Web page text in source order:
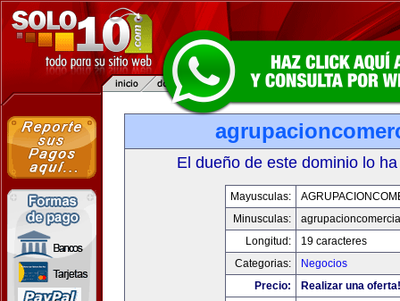
El dueño de este dominio lo
Mayusculas:
Minusculas:
Longitud:
19 caracteres
Categorias:
Negocios
Precio:
Realizar una oferta!